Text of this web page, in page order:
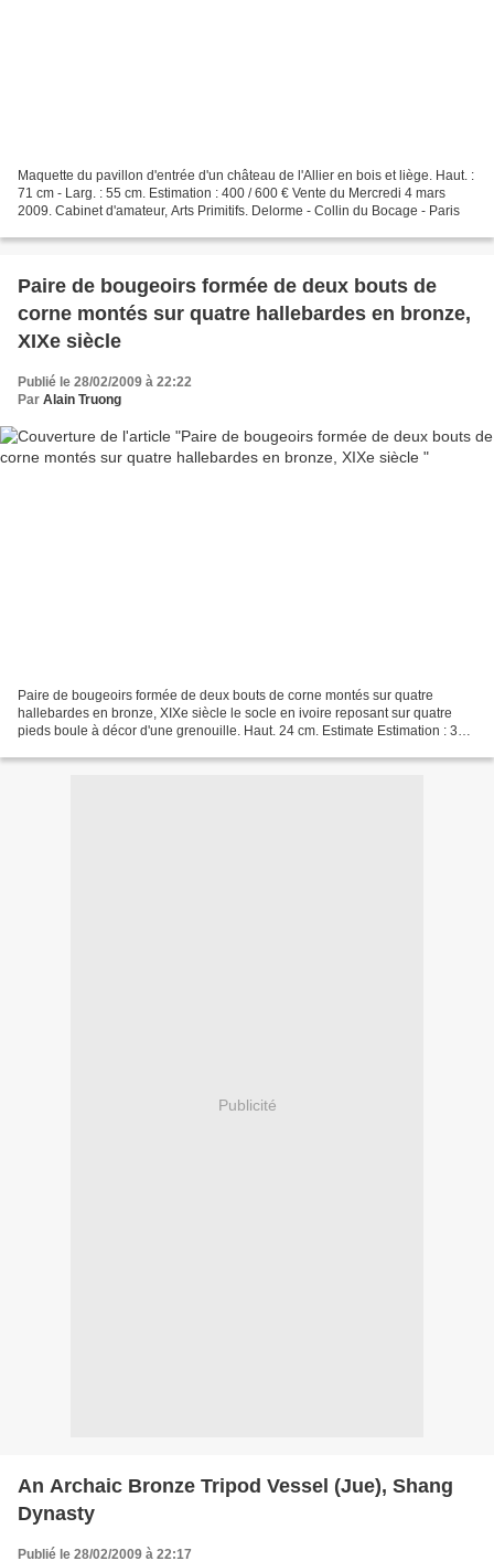
Maquette du pavillon d'entrée d'un château de l'Allier en bois et liège. Haut. :
71 cm - Larg. : 55 cm. Estimation : 400 / 600 € Vente du Mercredi 4 mars
2009. Cabinet d'amateur, Arts Primitifs. Delorme - Collin du Bocage - Paris
Paire de bougeoirs formée de deux bouts de
corne montés sur quatre hallebardes en bronze,
XIXe siècle
Publié le 28/02/2009 à 22:22
Par Alain Truong
Paire de bougeoirs formée de deux bouts de corne montés sur quatre
hallebardes en bronze, XIXe siècle le socle en ivoire reposant sur quatre
pieds boule à décor d'une grenouille. Haut. 24 cm. Estimate Estimation : 300
Publicité
An Archaic Bronze Tripod Vessel (Jue), Shang
Dynasty
Publié le 28/02/2009 à 22:17